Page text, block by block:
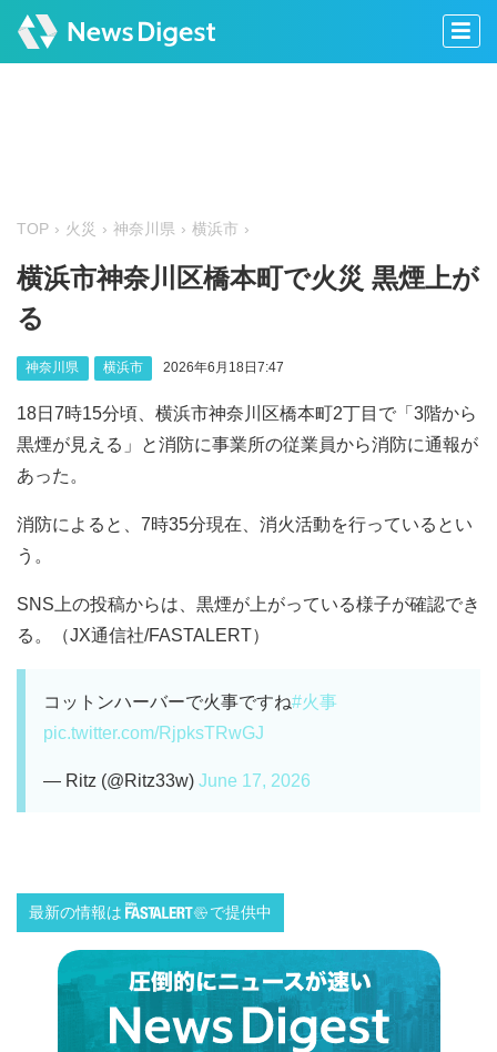
TOP 火災 神奈川県 横浜市
横浜市神奈川区橋本町で火災 黒煙上が
る
神奈川県 横浜市 2026年6月18日7:47
18日7時15分頃、横浜市神奈川区橋本町2丁目で「3階から
黒煙が見える」と消防に事業所の従業員から消防に通報が
あった。
消防によると、7時35分現在、消火活動を行っているとい
う。
SNS上の投稿からは、黒煙が上がっている様子が確認でき
る。（JX通信社/FASTALERT）
コットンハーバーで火事ですね#火事
pic.twitter.com/RjpksTRwGJ
— Ritz (@Ritz33w) June 17, 2026
最新の情報は で提供中